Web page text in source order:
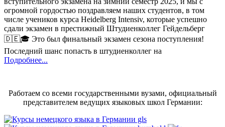
огромной гордостью поздравляем наших студентов, в том
числе учеников курса Heidelberg Intensiv, которые успешно
сдали экзамен в престижный Штудиенколлег Гейдельберг
🇩🇪🎓 Это был финальный экзамен сезона поступления!
Последний шанс попасть в штудиенколлег на
Подробнее...
Работаем со всеми государственными вузами, официальный
представителем ведущих языковых школ Германии: